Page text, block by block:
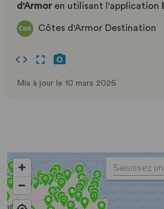
d'Armor en utilisant l'application
Côtes d'Armor Destination
Mis à jour le 10 mars 2026